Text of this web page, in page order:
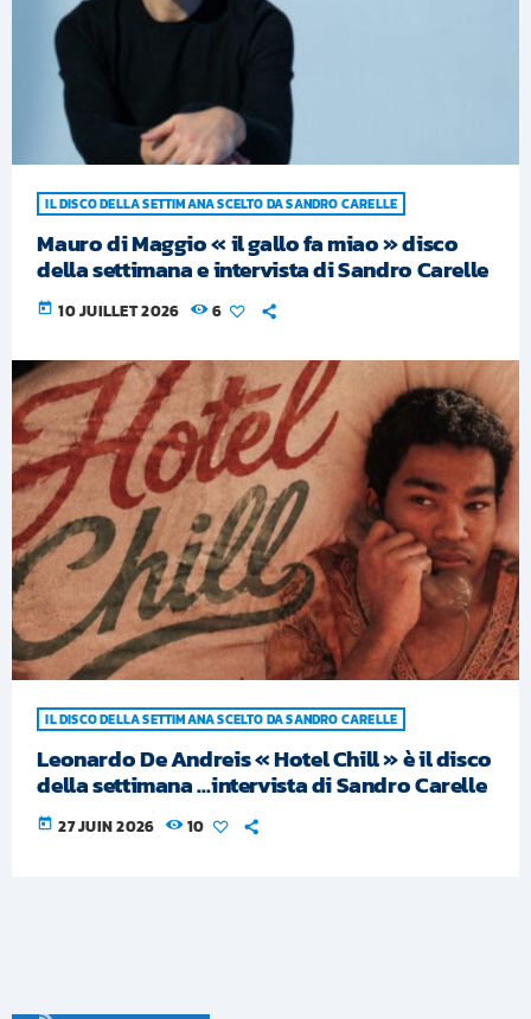
IL DISCO DELLA SETTIMANA SCELTO DA SANDRO CARELLE
Mauro di Maggio « il gallo fa miao » disco
della settimana e intervista di Sandro Carelle
today 10 JUILLET 2026 6
IL DISCO DELLA SETTIMANA SCELTO DA SANDRO CARELLE
Leonardo De Andreis « Hotel Chill » è il disco
della settimana …intervista di Sandro Carelle
today 27 JUIN 2026 10